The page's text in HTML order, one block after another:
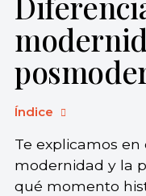
reservados.
Índice
Te explicamos
modernidad y la
qué momento